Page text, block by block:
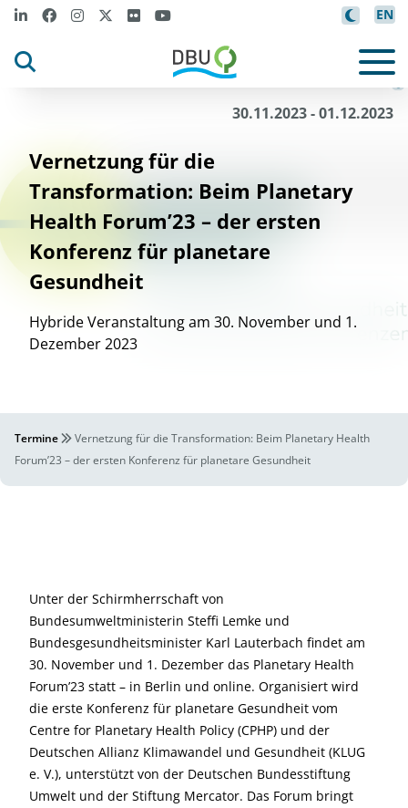
EN
CPHP
30.11.2023 - 01.12.2023
Vernetzung für die
Transformation: Beim Planetary
Health Forum’23 – der ersten
Konferenz für planetare
Gesundheit
Hybride Veranstaltung am 30. November und 1.
Dezember 2023
Termine
Vernetzung für die Transformation: Beim Planetary Health
Forum’23 – der ersten Konferenz für planetare Gesundheit
Unter der Schirmherrschaft von
Bundesumweltministerin Steffi Lemke und
Bundesgesundheitsminister Karl Lauterbach findet am
30. November und 1. Dezember das Planetary Health
Forum’23 statt – in Berlin und online. Organisiert wird
die erste Konferenz für planetare Gesundheit vom
Centre for Planetary Health Policy (CPHP) und der
Deutschen Allianz Klimawandel und Gesundheit (KLUG
e. V.), unterstützt von der Deutschen Bundesstiftung
Umwelt und der Stiftung Mercator. Das Forum bringt